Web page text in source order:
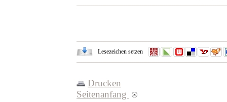
Lesezeichen setzen
Drucken
Seitenanfang